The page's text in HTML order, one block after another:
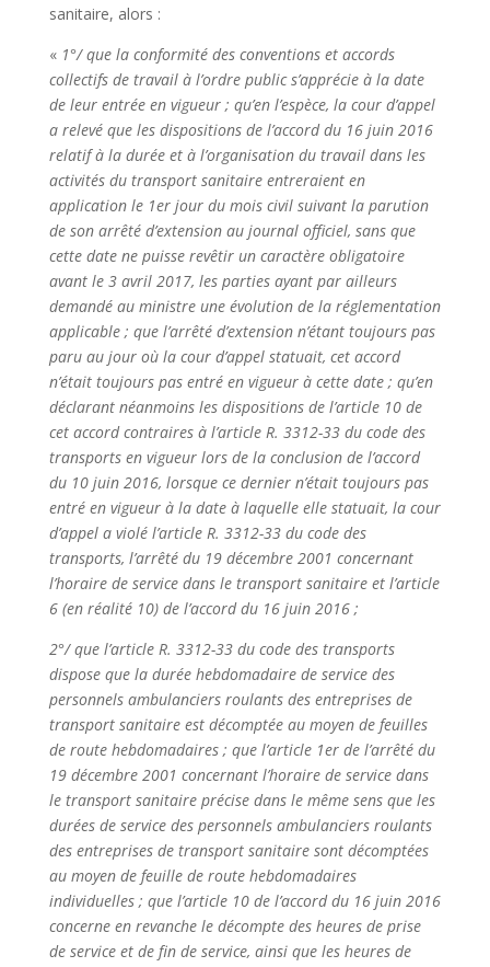
sanitaire, alors :
« 1°/ que la conformité des conventions et accords
collectifs de travail à l’ordre public s’apprécie à la date
de leur entrée en vigueur ; qu’en l’espèce, la cour d’appel
a relevé que les dispositions de l’accord du 16 juin 2016
relatif à la durée et à l’organisation du travail dans les
activités du transport sanitaire entreraient en
application le 1er jour du mois civil suivant la parution
de son arrêté d’extension au journal officiel, sans que
cette date ne puisse revêtir un caractère obligatoire
avant le 3 avril 2017, les parties ayant par ailleurs
demandé au ministre une évolution de la réglementation
applicable ; que l’arrêté d’extension n’étant toujours pas
paru au jour où la cour d’appel statuait, cet accord
n’était toujours pas entré en vigueur à cette date ; qu’en
déclarant néanmoins les dispositions de l’article 10 de
cet accord contraires à l’article R. 3312-33 du code des
transports en vigueur lors de la conclusion de l’accord
du 10 juin 2016, lorsque ce dernier n’était toujours pas
entré en vigueur à la date à laquelle elle statuait, la cour
d’appel a violé l’article R. 3312-33 du code des
transports, l’arrêté du 19 décembre 2001 concernant
l’horaire de service dans le transport sanitaire et l’article
6 (en réalité 10) de l’accord du 16 juin 2016 ;
2°/ que l’article R. 3312-33 du code des transports
dispose que la durée hebdomadaire de service des
personnels ambulanciers roulants des entreprises de
transport sanitaire est décomptée au moyen de feuilles
de route hebdomadaires ; que l’article 1er de l’arrêté du
19 décembre 2001 concernant l’horaire de service dans
le transport sanitaire précise dans le même sens que les
durées de service des personnels ambulanciers roulants
des entreprises de transport sanitaire sont décomptées
au moyen de feuille de route hebdomadaires
individuelles ; que l’article 10 de l’accord du 16 juin 2016
concerne en revanche le décompte des heures de prise
de service et de fin de service, ainsi que les heures de